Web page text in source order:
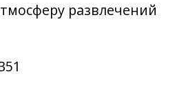
развлечений